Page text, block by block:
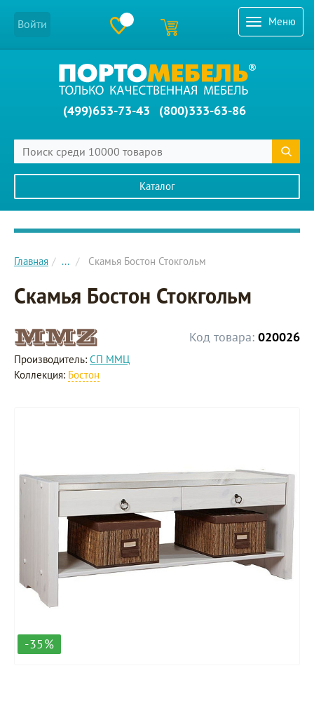
Меню
Войти
(499)653-73-43 (800)333-63-86
Каталог
Главное меню сайта
Главная ... Скамья Бостон Стокгольм
Скамья Бостон Стокгольм
Код товара: 020026
Производитель: СП ММЦ
Коллекция: Бостон
-35%